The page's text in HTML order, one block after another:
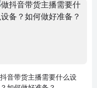
音带货主播需要什么设